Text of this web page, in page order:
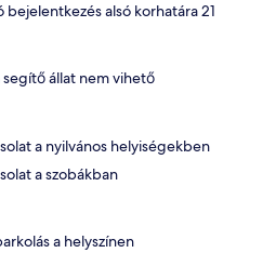
bejelentkezés alsó korhatára 21
segítő állat nem vihető
a nyilvános helyiségekben
a szobákban
a helyszínen